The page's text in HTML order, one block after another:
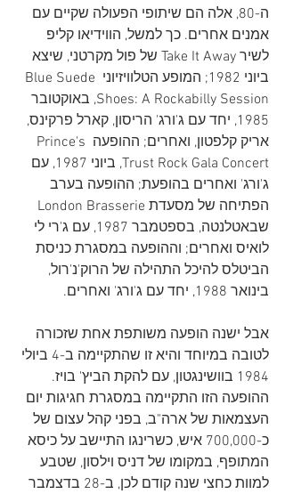
ה-80, אלה הם שיתופי הפעולה שקיים עם
אמנים אחרים. כך למשל, הווידיאו קליפ
לשיר Take It Away של פול מקרטני, שיצא
ביוני 1982; המופע הטלוויזיוני Blue Suede
Shoes: A Rockabilly Session, באוקטובר
1985, יחד עם ג'ורג' הריסון, קארל פרקינס,
אריק קלפטון, ואחרים; ההופעה Prince's
Trust Rock Gala Concert, ביוני 1987, עם
ג'ורג' ואחרים בהופעת; ההופעה בערב
שבאטלנטה, בספטמבר 1987, עם ג'רי לי
לואיס ואחרים; וההופעה במסגרת כניסת
הביטלס להיכל התהילה של הרוק'נ'רול,
בינואר 1988, יחד עם ג'ורג' ואחרים.
אבל ישנה הופעה משותפת אחת שזכורה
לטובה במיוחד והיא זו שהתקיימה ב-4 ביולי
1984 בוושינגטון, עם להקת הביץ' בויז.
ההופעה הזו התקיימה במסגרת חגיגות יום
העצמאות של ארה"ב, בפני קהל עצום של
כ-700,000 איש, כשרינגו התיישב על כיסא
המתופף, במקומו של דניס וילסון, שטבע
למוות כחצי שנה קודם לכן, ב-28 בדצמבר